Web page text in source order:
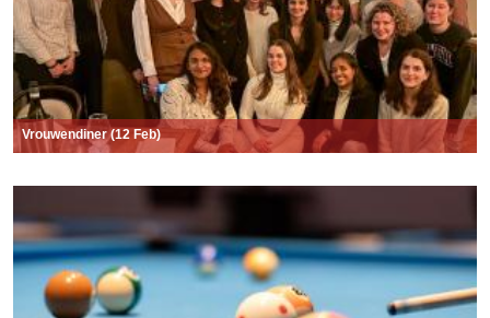
Vrouwendiner (12 Feb)